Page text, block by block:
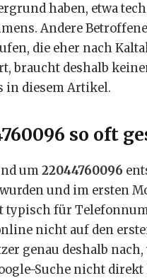
haben, etwa
Andere
die eher nach
braucht deshalb
in diesem Artikel.
so oft
um22044760096
und im ersten
typisch für
nicht auf den
genau deshalb
Suche nicht